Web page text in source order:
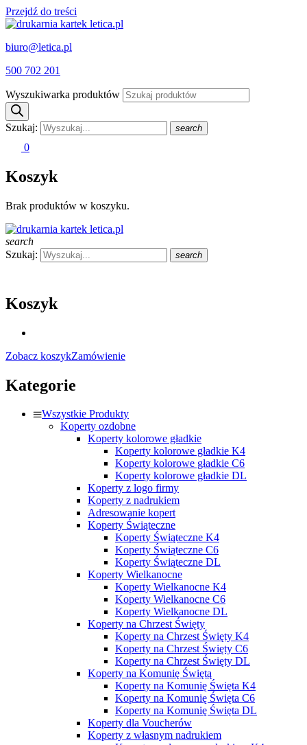
Przejdź do treści
biuro@letica.pl
500 702 201
Wyszukiwarka produktów
Szukaj: search
0
Koszyk
Brak produktów w koszyku.
search
Szukaj:
search
Koszyk
Zobacz koszykZamówienie
Kategorie
Wszystkie Produkty
Koperty ozdobne
Koperty kolorowe gładkie
Koperty kolorowe gładkie K4
Koperty kolorowe gładkie C6
Koperty kolorowe gładkie DL
Koperty z logo firmy
Koperty z nadrukiem
Adresowanie kopert
Koperty Świąteczne
Koperty Świąteczne K4
Koperty Świąteczne C6
Koperty Świąteczne DL
Koperty Wielkanocne
Koperty Wielkanocne K4
Koperty Wielkanocne C6
Koperty Wielkanocne DL
Koperty na Chrzest Święty
Koperty na Chrzest Święty K4
Koperty na Chrzest Święty C6
Koperty na Chrzest Święty DL
Koperty na Komunię Świętą
Koperty na Komunię Święta K4
Koperty na Komunię Święta C6
Koperty na Komunię Święta DL
Koperty dla Voucherów
Koperty z własnym nadrukiem